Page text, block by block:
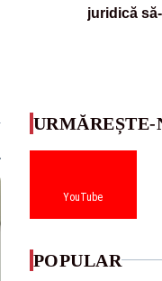
juridică
URMĂREȘTE-
YouTube
POPULAR